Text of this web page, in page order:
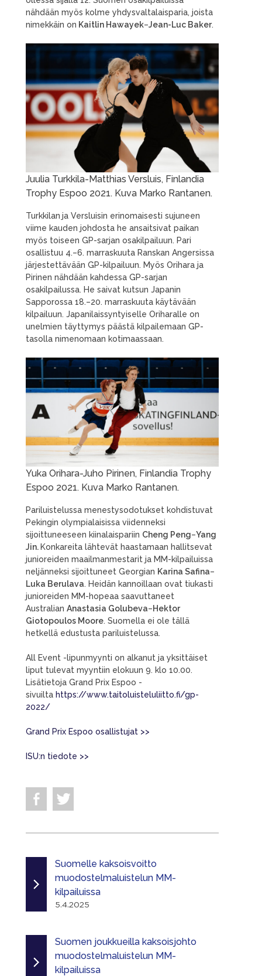
nähdään myös kolme yhdysvaltalaisparia, joista
nimekkäin on Kaitlin Hawayek–Jean-Luc Baker.
Juulia Turkkila-Matthias Versluis, Finlandia
Trophy Espoo 2021. Kuva Marko Rantanen.
Turkkilan ja Versluisin erinomaisesti sujuneen
viime kauden johdosta he ansaitsivat paikan
myös toiseen GP-sarjan osakilpailuun. Pari
osallistuu 4.–6. marraskuuta Ranskan Angersissa
järjestettävään GP-kilpailuun. Myös Orihara ja
Pirinen nähdään kahdessa GP-sarjan
osakilpailussa. He saivat kutsun Japanin
Sapporossa 18.–20. marraskuuta käytävään
kilpailuun. Japanilaissyntyiselle Oriharalle on
unelmien täyttymys päästä kilpailemaan GP-
tasolla nimenomaan kotimaassaan.
Yuka Orihara-Juho Pirinen, Finlandia Trophy
Espoo 2021. Kuva Marko Rantanen.
Pariluistelussa menestysodotukset kohdistuvat
Pekingin olympialaisissa viidenneksi
sijoittuneeseen kiinalaispariin Cheng Peng–Yang
Jin.Konkareita lähtevät haastamaan hallitsevat
junioreiden maailmanmestarit ja MM-kilpailuissa
neljänneksi sijoittuneet Georgian Karina Safina–
Luka Berulava. Heidän kannoillaan ovat tiukasti
junioreiden MM-hopeaa saavuttaneet
Australian Anastasia Golubeva–Hektor
Giotopoulos Moore. Suomella ei ole tällä
hetkellä edustusta pariluistelussa.
All Event -lipunmyynti on alkanut ja yksittäiset
liput tulevat myyntiin elokuun 9. klo 10.00.
Lisätietoja Grand Prix Espoo -
sivuilta https://www.taitoluisteluliitto.fi/gp-
2022/
Grand Prix Espoo osallistujat >>
ISU:n tiedote >>
Suomelle kaksoisvoitto
muodostelmaluistelun MM-
kilpailuissa
5.4.2025
Suomen joukkueilla kaksoisjohto
muodostelmaluistelun MM-
kilpailuissa